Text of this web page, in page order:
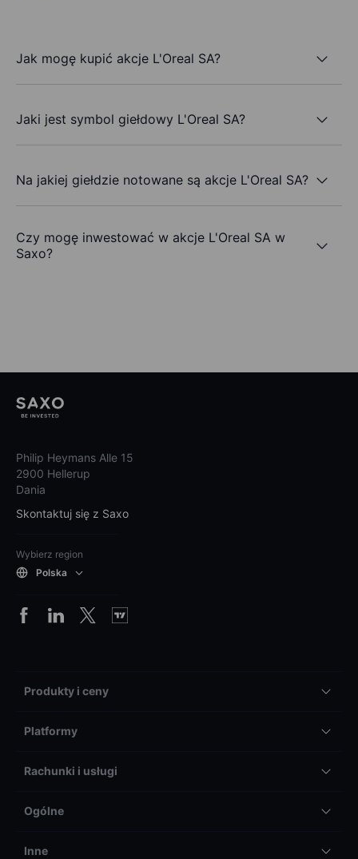
Jak mogę kupić akcje L'Oreal SA?
Jaki jest symbol giełdowy L'Oreal SA?
Na jakiej giełdzie notowane są akcje L'Oreal SA?
Czy mogę inwestować w akcje L'Oreal SA w
Saxo?
Philip Heymans Alle 15
2900 Hellerup
Dania
Skontaktuj się z Saxo
Wybierz region
Polska
Produkty i ceny
Platformy
Rachunki i usługi
Ogólne
Inne